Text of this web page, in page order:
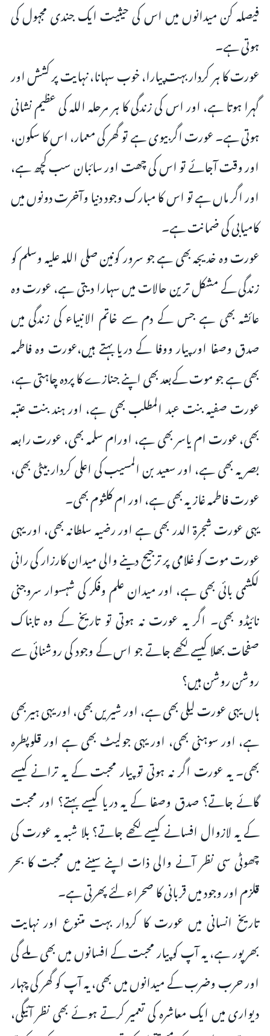
فیصلہ کن میدانوں میں اس کی حیثیت ایک جندی مجہول کی
ہوتی ہے۔
عورت کا ہر کردار بہت پیارا، خوب سہانا، نہایت پر کشش اور
گہرا ہوتا ہے، اور اس کی زندگی کا ہر مرحلہ اللہ کی عظیم نشانی
ہوتی ہے۔ عورت اگر بیوی ہے تو گھر کی معمار، اس کا سکون،
اور وقت آجائے تو اس کی چھت اور سائبان سب کچھ ہے،
اور اگر ماں ہے تو اس کا مبارک وجود دنیا وآخرت دونوں میں
کامیابی کی ضمانت ہے۔
عورت وہ خدیجہ بھی ہے جو سرور کونین صلى اللہ علیہ وسلم کو
زندگی کے مشکل ترین حالات میں سہارا دیتی ہے، عورت وہ
عائشہ بھی ہے جس کے دم سے خاتم الانبیاء کی زندگی میں
صدق وصفا اور پیار ووفا کے دریا بہتے ہیں،عورت وہ فاطمہ
بھی ہے جو موت کےبعد بھی اپنے جنازے کا پردہ چاہتی ہے،
عورت صفیہ بنت عبد المطلب بھی ہے، اور ہند بنت عتبہ
بھی، عورت ام یاسر بھی ہے، اورام سلمہ بھی، عورت رابعہ
بصریہ بھی ہے، اور سعید بن المسیب کی اعلى کردار بیٹی بھی،
عورت فاطمہ غازیہ بھی ہے، اور ام کلثوم بھی۔
یہی عورت شجرۃ الدر بھی ہے اور رضیہ سلطانہ بھی، اور یہی
عورت موت کو غلامی پر ترجیح دینے والی میدان کارزار کی رانی
لکشمی بائی بھی ہے، اور میدان علم وفکر کی شہسوار سروجنی
نائیڈو بھی۔ اگر یہ عورت نہ ہوتی تو تاریخ کے وہ تابناک
صفحات بھلا کیسے لکھے جاتے جو اس کے وجود کی روشنائی سے
روشن روشن ہیں؟
ہاں یہی عورت لیلى بھی ہے، اور شیریں بھی، اور یہی ہیربھی
ہے، اور سوہنی بھی، اور یہی جولیٹ بھی ہے اور قلوپطرہ
بھی۔ یہ عورت اگر نہ ہوتی تو پیار محبت کے یہ ترانے کیسے
گائے جاتے؟ صدق وصفا کے یہ دریا کیسے بہتے؟ اور محبت
کے یہ لازوال افسانے کیسے لکھے جاتے؟ بلا شبہ یہ عورت کی
چھوٹی سی نظر آنے والی ذات اپنے سینے میں محبت کا بحر
قلزم اور وجود میں قربانی کا صحراء لئے پھرتی ہے۔
تاریخ انسانی میں عورت کا کردار بہت متنوع اور نہایت
بھرپور ہے، یہ آپ کو پیار محبت کے افسانوں میں بھی ملے گی
اور حرب وضرب کے میدانوں میں بھی، یہ آپ کو گھر کی چہار
دیواری میں ایک معاشرہ کی تعمیر کرتے ہوئے بھی نظر آئیگی،